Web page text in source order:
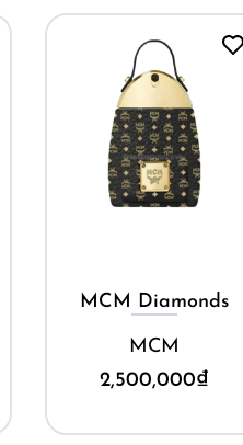
MCM Diamonds
MCM
2,500,000₫